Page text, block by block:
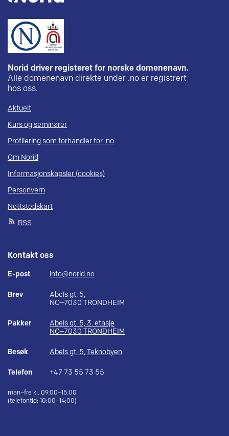
Norid driver registeret for norske domenenavn.
Alle domenenavn direkte under .no er registrert
hos oss.
Aktuelt
Kurs og seminarer
Profilering som forhandler for .no
Om Norid
Informasjonskapsler (cookies)
Personvern
Nettstedskart
RSS
Kontakt oss
E-post info@norid.no
Brev
Abels gt. 5,
NO–7030 TRONDHEIM
Pakker
Abels gt. 5, 3. etasje
NO–7030 TRONDHEIM
Besøk Abels gt. 5, Teknobyen
Telefon +47 73 55 73 55
man–fre kl. 09.00–15.00
(telefontid: 10:00–14:00)